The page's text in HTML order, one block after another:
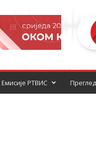
Емисије РТВИС